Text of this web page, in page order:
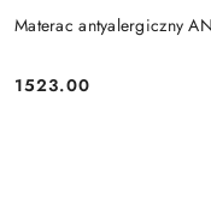
Materac antyalergiczny
Cena:
1523.00